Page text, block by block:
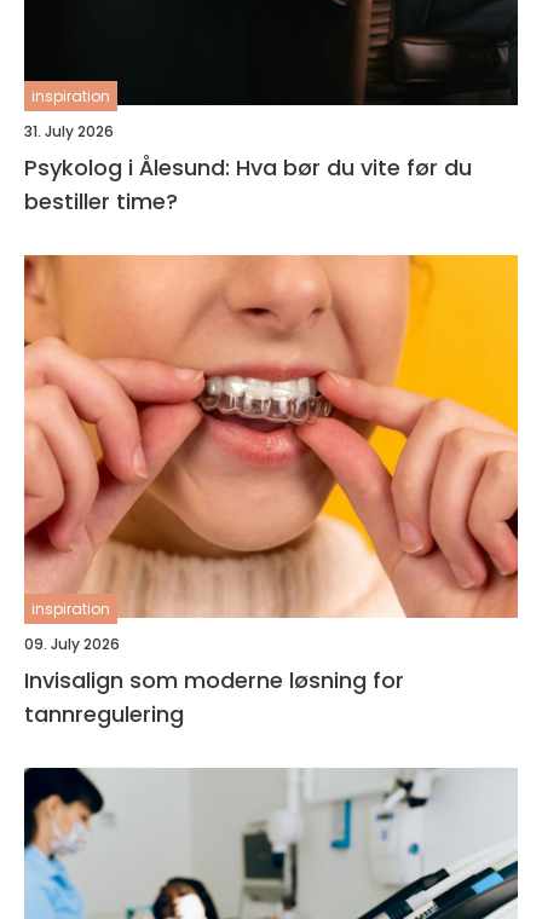
inspiration
31. July 2026
Psykolog i Ålesund: Hva bør du vite før du
bestiller time?
inspiration
09. July 2026
Invisalign som moderne løsning for
tannregulering